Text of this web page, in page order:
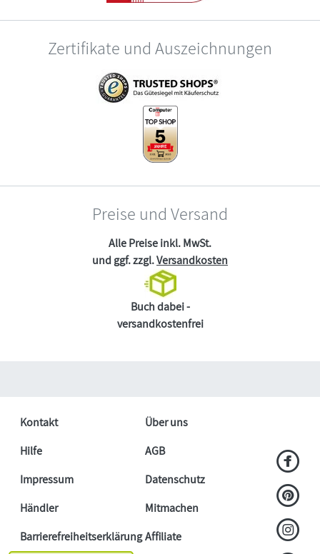
Zertifikate und Auszeichnungen
Preise und Versand
Alle Preise inkl. MwSt.
und ggf. zzgl.Versandkosten
Buch dabei -
versandkostenfrei
Kontakt
Über uns
Hilfe
AGB
Impressum
Datenschutz
Händler
Mitmachen
BarrierefreiheitserklärungAffiliate